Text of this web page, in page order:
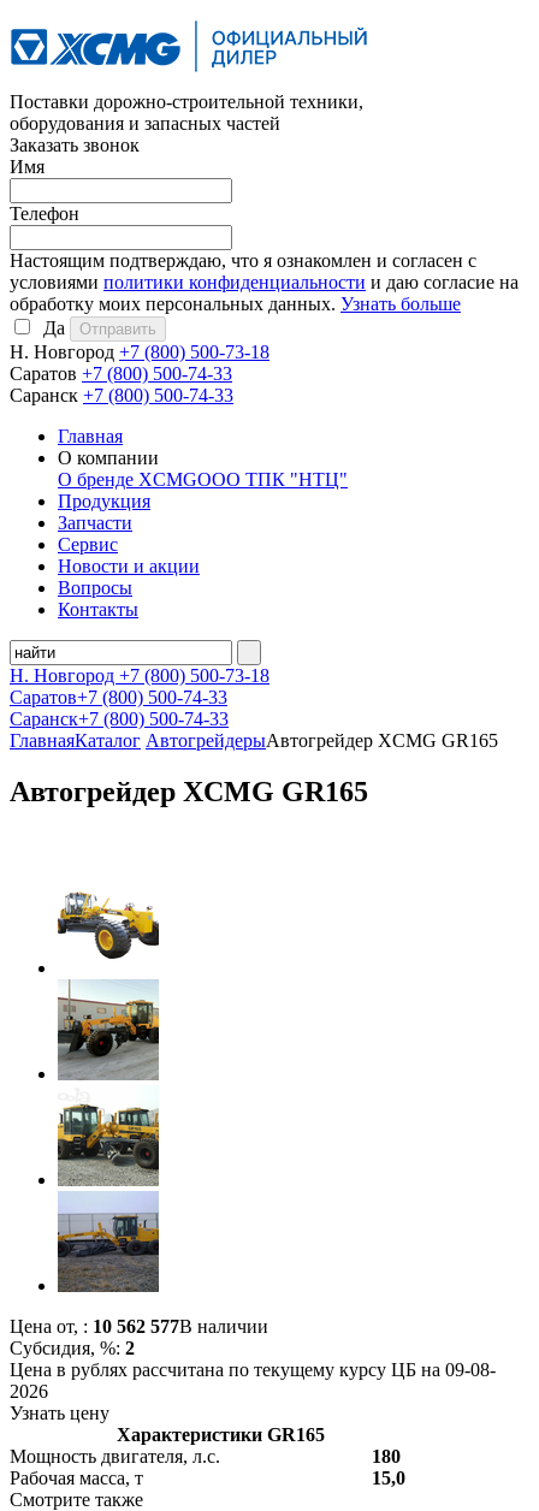
Поставки дорожно-строительной техники,
оборудования и запасных частей
Заказать звонок
Имя
Телефон
Настоящим подтверждаю, что я ознакомлен и согласен с
условиями политики конфиденциальности и даю согласие на
обработку моих персональных данных. Узнать больше
Да
Н. Новгород +7 (800) 500-73-18
Саратов +7 (800) 500-74-33
Саранск +7 (800) 500-74-33
Главная
О компании
О бренде XCMGООО ТПК "НТЦ"
Продукция
Запчасти
Сервис
Новости и акции
Вопросы
Контакты
Н. Новгород +7 (800) 500-73-18
Саратов+7 (800) 500-74-33
Саранск+7 (800) 500-74-33
ГлавнаяКаталог АвтогрейдерыАвтогрейдер XCMG GR165
Автогрейдер XCMG GR165
Цена от, : 10 562 577В наличии
Субсидия, %: 2
Цена в рублях рассчитана по текущему курсу ЦБ на 09-08-
2026
Узнать цену
Характеристики GR165
Мощность двигателя, л.с.
180
Рабочая масса, т
15,0
Смотрите также